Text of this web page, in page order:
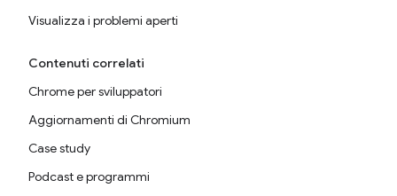
Visualizza i problemi aperti
Contenuti correlati
Chrome per sviluppatori
Aggiornamenti di Chromium
Case study
Podcast e programmi